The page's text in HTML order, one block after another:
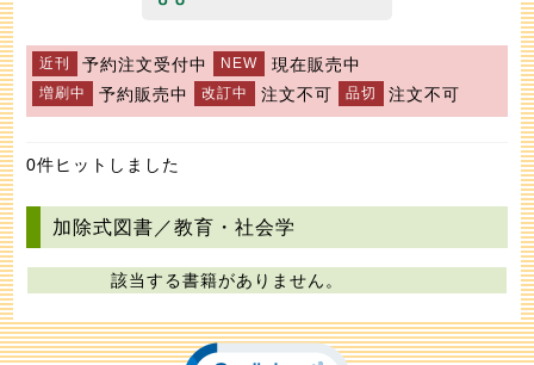
予約注文受付中
現在販売中
予約販売中
注文不可 注文不可
0件ヒットしました
加除式図書／教育・社会学
該当する書籍がありません。